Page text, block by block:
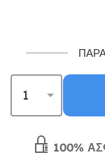
100%